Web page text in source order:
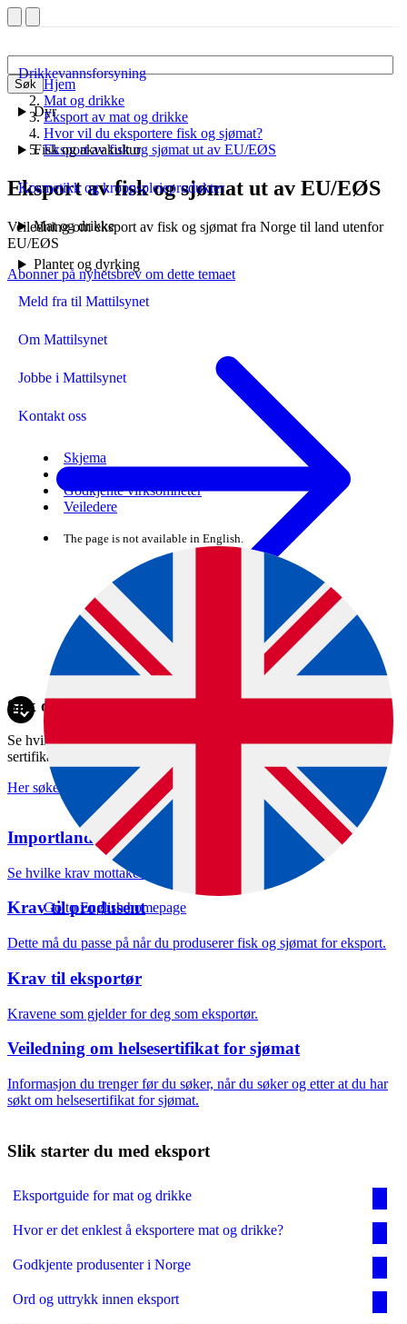
Søk
Drikkevannsforsyning
Dyr
Fisk og akvakultur
Kosmetikk og kroppspleieprodukter
Mat og drikke
Planter og dyrking
Meld fra til Mattilsynet
Om Mattilsynet
Jobbe i Mattilsynet
Kontakt oss
Skjema
Godkjente virksomheter
Veiledere
The page is not available in English.
Go to English homepage
Hjem
Mat og drikke
Eksport av mat og drikke
Hvor vil du eksportere fisk og sjømat?
Eksport av fisk og sjømat ut av EU/EØS
Eksport av fisk og sjømat ut av EU/EØS
Veiledning om eksport av fisk og sjømat fra Norge til land utenfor
EU/EØS
Abonner på nyhetsbrev om dette temaet
Søk om helsesertifikat
Se hvilket sertifikat du trenger, hva sertifikatet koster og når
sertifikatkontoret holder åpent.
Her søker du om helsesertifikat
Velg oppgave
Importland
Se hvilke krav mottakerlandet stiller.
Krav til produsent
Dette må du passe på når du produserer fisk og sjømat for eksport.
Krav til eksportør
Kravene som gjelder for deg som eksportør.
Veiledning om helsesertifikat for sjømat
Informasjon du trenger før du søker, når du søker og etter at du har
søkt om helsesertifikat for sjømat.
Slik starter du med eksport
Eksportguide for mat og drikke
Hvor er det enklest å eksportere mat og drikke?
Godkjente produsenter i Norge
Ord og uttrykk innen eksport